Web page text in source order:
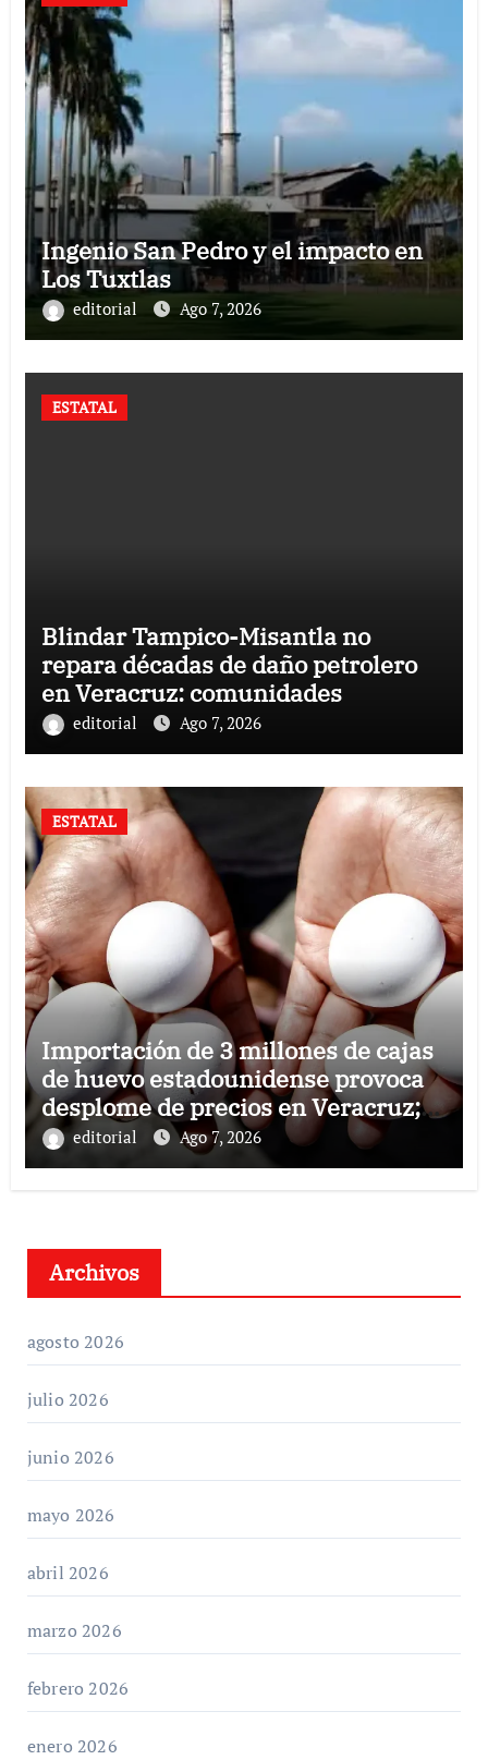
Ingenio San Pedro y el impacto en
Los Tuxtlas
editorial Ago 7, 2026
ESTATAL
Blindar Tampico-Misantla no
repara décadas de daño petrolero
en Veracruz: comunidades
editorial Ago 7, 2026
ESTATAL
Importación de 3 millones de cajas
de huevo estadounidense provoca
desplome de precios en Veracruz;
llaman a consumir local
editorial Ago 7, 2026
Archivos
agosto 2026
julio 2026
junio 2026
mayo 2026
abril 2026
marzo 2026
febrero 2026
enero 2026